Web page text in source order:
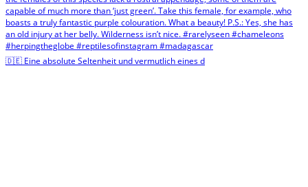
🇩🇪 Eine absolute Seltenheit und vermutlich eines d